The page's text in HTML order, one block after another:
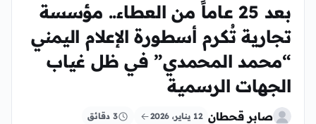
بعد 25 عاماً من العطاء.. مؤسسة
تجارية تُكرم أسطورة الإعلام اليمني
“محمد المحمدي” في ظل غياب
الجهات الرسمية
صابر قحطان 12 يناير، 2026 3 دقائق